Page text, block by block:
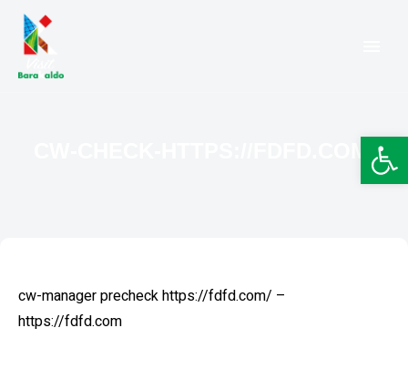
Barakaldo Turismo
cw-manager precheck https://fdfd.com/ –
https://fdfd.com